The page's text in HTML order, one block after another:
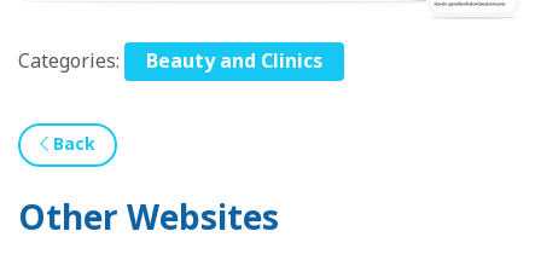
Categories: Beauty and Clinics
Back
Other Websites